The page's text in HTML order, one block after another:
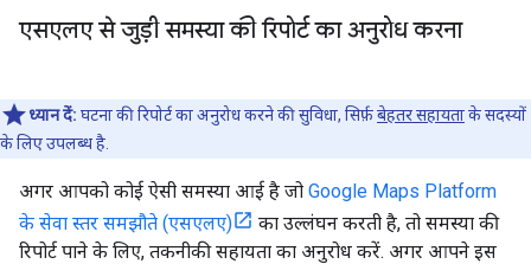
एसएलए से जुड़ी समस्या की रिपोर्ट का अनुरोध करना
ध्यान दें: घटना की रिपोर्ट का अनुरोध करने की सुविधा, सिर्फ़बेहतर सहायताके सदस्यों
के लिए उपलब्ध है.
अगर आपको कोई ऐसी समस्या आई है जो Google Maps Platform
के सेवा स्तर समझौते (एसएलए)
का उल्लंघन करती है, तो समस्या की
रिपोर्ट पाने के लिए, तकनीकी सहायता का अनुरोध करें. अगर आपने इस